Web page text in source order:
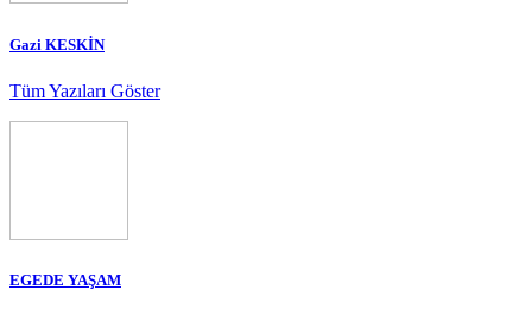
Gazi KESKİN
Tüm Yazıları Göster
EGEDE YAŞAM